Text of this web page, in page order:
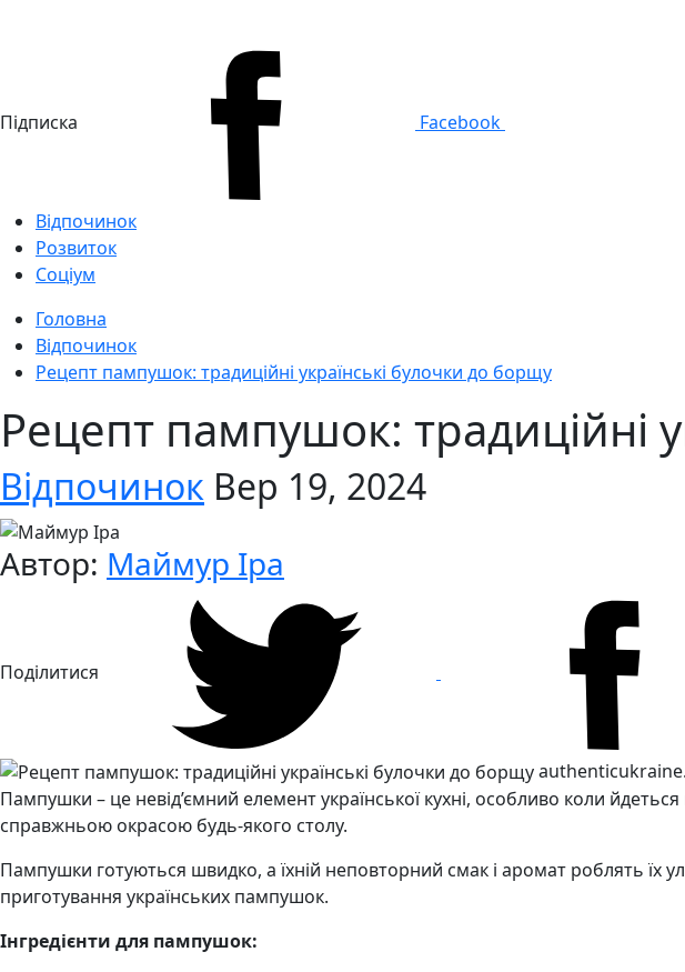
Підписка Facebook
Відпочинок
Розвиток
Соціум
Головна
Відпочинок
Рецепт пампушок: традиційні українські булочки до борщу
Рецепт пампушок: традиційні
Відпочинок Вер 19, 2024
Автор: Маймур Іра
Поділитися
Пампушки – це невід’ємний елемент української кухні, особливо коли
справжньою окрасою будь-якого столу.
Пампушки готуються швидко, а їхній неповторний смак і аромат роблять
приготування українських пампушок.
Інгредієнти для пампушок: